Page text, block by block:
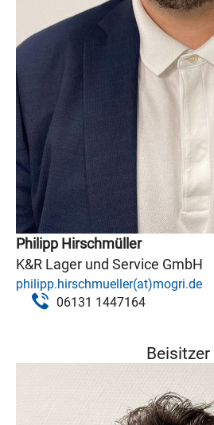
Philipp Hirschmüller
K&R Lager und Service GmbH
philipp.hirschmueller(at)mogri.de
06131 1447164
Beisitzer